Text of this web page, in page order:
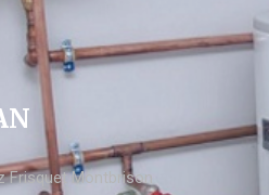
Frisquet Montbrison